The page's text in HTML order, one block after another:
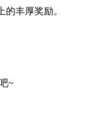
丰厚奖励。
~